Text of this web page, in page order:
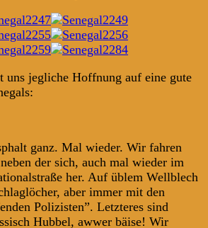
uns jegliche Hoffnung auf eine gute
ganz. Mal wieder. Wir fahren
der sich, auch mal wieder im
her. Auf üblem Wellblech
aber immer mit den
Polizisten”. Letzteres sind
Hubbel, awwer bäise! Wir